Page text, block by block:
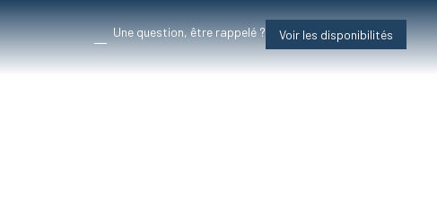
Une question, être rappelé ? Voir les disponibilités